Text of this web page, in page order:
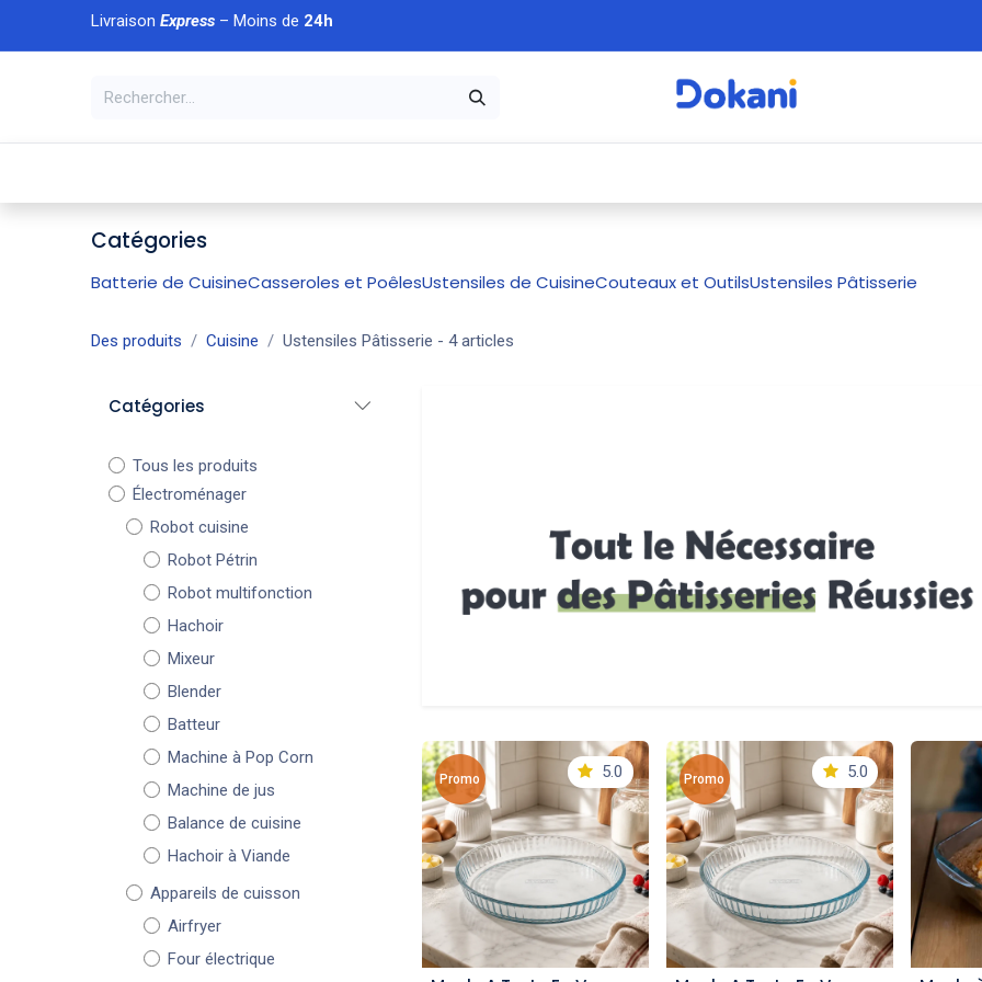
Se rendre au contenu
Livraison Express– Moins de 24h
À DÉCOUVRIR
Catégories
Batterie de CuisineCasseroles et PoêlesUstensiles de CuisineCouteaux et OutilsUstensiles Pâtisserie
Des produits Cuisine Ustensiles Pâtisserie - 4 articles
Catégories
Tous les produits
Électroménager
Robot cuisine
Robot Pétrin
Robot multifonction
Hachoir
Mixeur
Blender
Batteur
Machine à Pop Corn
Machine de jus
Balance de cuisine
Hachoir à Viande
Appareils de cuisson
Airfryer
Four électrique
Promo 5.0 Promo 5.0